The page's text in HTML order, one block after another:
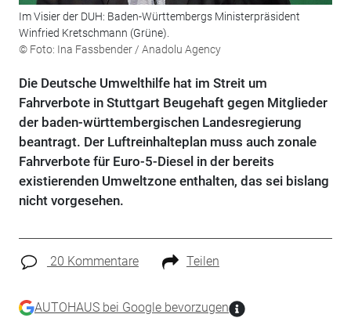
Im Visier der DUH: Baden-Württembergs Ministerpräsident
Winfried Kretschmann (Grüne).
© Foto: Ina Fassbender / Anadolu Agency
Die Deutsche Umwelthilfe hat im Streit um
Fahrverbote in Stuttgart Beugehaft gegen Mitglieder
der baden-württembergischen Landesregierung
beantragt. Der Luftreinhalteplan muss auch zonale
Fahrverbote für Euro-5-Diesel in der bereits
existierenden Umweltzone enthalten, das sei bislang
nicht vorgesehen.
20 Kommentare Teilen
AUTOHAUS bei Google bevorzugen